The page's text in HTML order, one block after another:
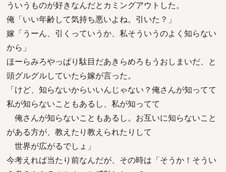
ういうものが好きなんだとカミングアウトした。
俺「いい年齢して気持ち悪いよね。引いた？」
嫁「うーん、引くっていうか、私そういうのよく知らない
から」
ほーらみろやっぱり駄目だあきらめろもうおしまいだ、と
頭グルグルしていたら嫁が言った。
「けど、知らないからいいんじゃない？俺さんが知ってて
私が知らないこともあるし、私が知ってて
俺さんが知らないこともあるし。お互いに知らないこと
がある方が、教えたり教えられたりして
世界が広がるでしょ」
今考えれば当たり前なんだが、その時は「そうか！そうい